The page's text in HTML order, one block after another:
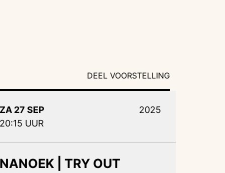
DEEL VOORSTELLING
ZA 27 SEP
20:15 UUR
2025
NANOEK | TRY OUT